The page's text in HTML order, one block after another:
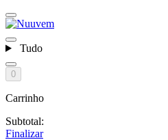
Tudo
0
Carrinho
Subtotal:
Finalizar